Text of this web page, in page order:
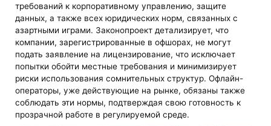
требований к корпоративному управлению, защите
данных, а также всех юридических норм, связанных с
азартными играми. Законопроект детализирует, что
компании, зарегистрированные в офшорах, не могут
подать заявление на лицензирование, что исключает
попытки обойти местные требования и минимизирует
риски использования сомнительных структур. Офлайн-
операторы, уже действующие на рынке, обязаны также
соблюдать эти нормы, подтверждая свою готовность к
прозрачной работе в регулируемой среде.